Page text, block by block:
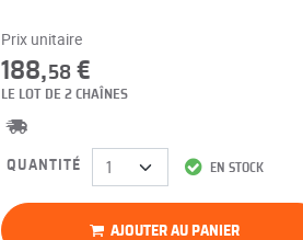
Prix unitaire
188,58€
LE LOT DE 2 CHAÎNES
EN STOCK
QUANTITÉ
AJOUTER AU PANIER